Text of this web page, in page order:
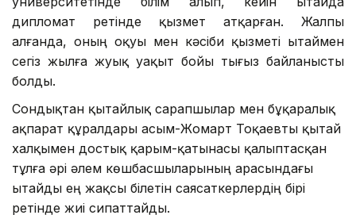
дипломат ретінде қызмет атқарған. Жалпы
алғанда, оның оқуы мен кәсіби қызметі Қытаймен
сегіз жылға жуық уақыт бойы тығыз байланысты
болды.
Сондықтан қытайлық сарапшылар мен бұқаралық
ақпарат құралдары Қасым-Жомарт Тоқаевты қытай
халқымен достық қарым-қатынасы қалыптасқан
тұлға әрі әлем көшбасшыларының арасындағы
Қытайды ең жақсы білетін саясаткерлердің бірі
ретінде жиі сипаттайды.